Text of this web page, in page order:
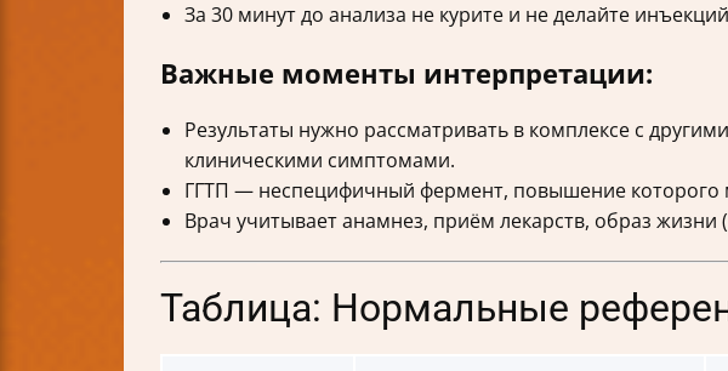
За 30 минут до анализа не курите и не делайте
Важные моменты интерпретации:
Результаты нужно рассматривать в комплексе с
клиническими симптомами.
ГГТП — неспецифичный фермент, повышение
Врач учитывает анамнез, приём лекарств, образ жизни
Таблица: Нормальные